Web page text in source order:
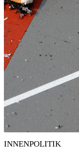
INNENPOLITIK